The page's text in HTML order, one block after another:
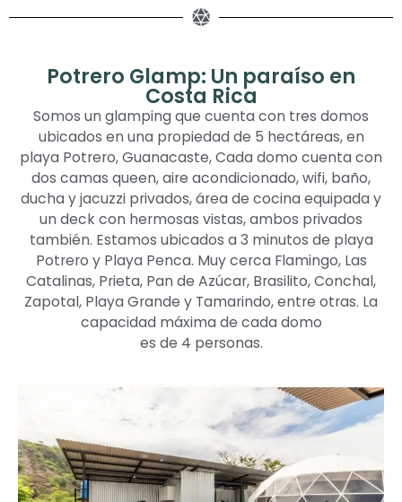
Potrero Glamp: Un paraíso en
Costa Rica
Somos un glamping que cuenta con tres domos
ubicados en una propiedad de 5 hectáreas, en
playa Potrero, Guanacaste, Cada domo cuenta con
dos camas queen, aire acondicionado, wifi, baño,
ducha y jacuzzi privados, área de cocina equipada y
un deck con hermosas vistas, ambos privados
también. Estamos ubicados a 3 minutos de playa
Potrero y Playa Penca. Muy cerca Flamingo, Las
Catalinas, Prieta, Pan de Azúcar, Brasilito, Conchal,
Zapotal, Playa Grande y Tamarindo, entre otras. La
capacidad máxima de cada domo
es de 4 personas.